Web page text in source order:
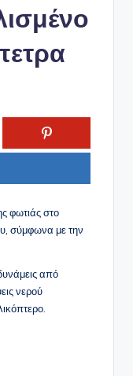
φωτιάς στο
σύμφωνα με την
από
νερού